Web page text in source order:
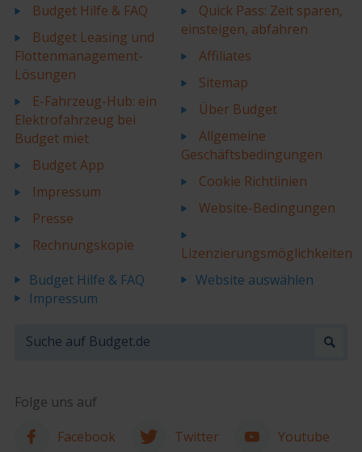
Budget Hilfe & FAQ
Budget Leasing und
Flottenmanagement-
Lösungen
E-Fahrzeug-Hub: ein
Elektrofahrzeug bei
Budget miet
Budget App
Impressum
Presse
Rechnungskopie
Quick Pass: Zeit sparen,
einsteigen, abfahren
Affiliates
Sitemap
Über Budget
Allgemeine
Geschäftsbedingungen
Cookie Richtlinien
Website-Bedingungen
Lizenzierungsmöglichkeiten
Budget Hilfe & FAQ
Website auswählen
Impressum
Folge uns auf
Facebook
Twitter Youtube